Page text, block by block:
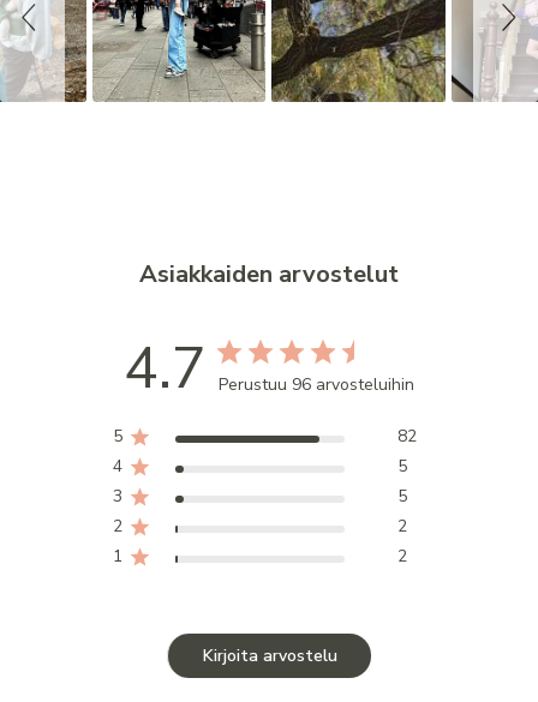
s
h
o
w
Asiakkaiden arvostelut
4.7 Perustuu 96 arvosteluihin
5
82
4
5
3
5
2
2
1
2
Kirjoita arvostelu